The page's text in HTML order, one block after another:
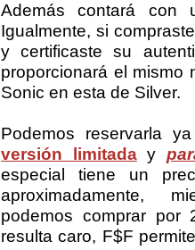
Además contará con
Igualmente, si
y certificaste su
proporcionará el mismo
Sonic en esta de Silver.
Podemos reservarla
versión limitaday
especial tiene un
aproximadamente,
podemos comprar
resulta caro, F$F